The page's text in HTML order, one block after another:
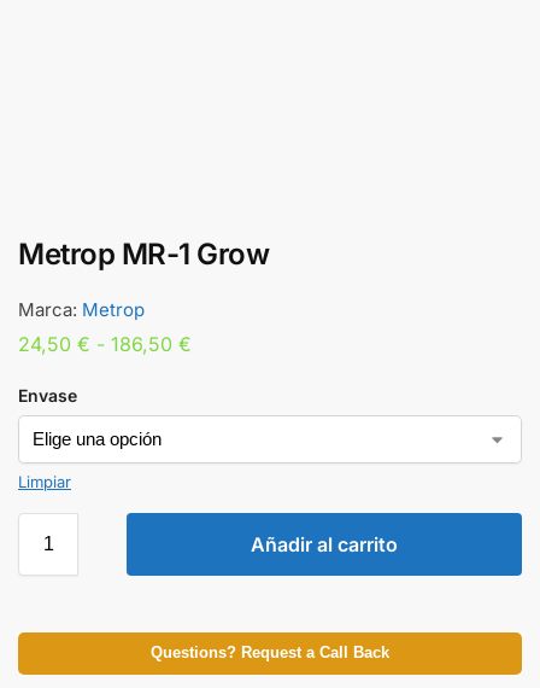
Metrop MR-1 Grow
Marca: Metrop
24,50 € - 186,50 €
Envase
Limpiar
Añadir al carrito
Questions? Request a Call Back